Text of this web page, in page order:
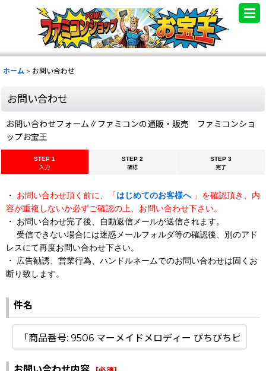
.
ホーム > お問い合わせ
お問い合わせ
お問い合わせフォーム∥ファミコンの通販・販売 ファミコンショ
ップお宝王
STEP 1
入力
STEP 2
確認
STEP 3
完了
・ お問い合わせ頂く前に、「はじめてのお客様へ 」を確認頂き、内
容が重複しないか必ずご確認の上、お問い合わせ下さい。
・ お問い合わせ完了後、自動返信メールが送信されます。
受信できない場合には迷惑メールフォルダ等の確認後、別のアド
レスにて再度お問い合わせ下さい。
・ 広告勧誘、営業行為、ハンドルネームでのお問い合わせは固くお
断り致します。
件名